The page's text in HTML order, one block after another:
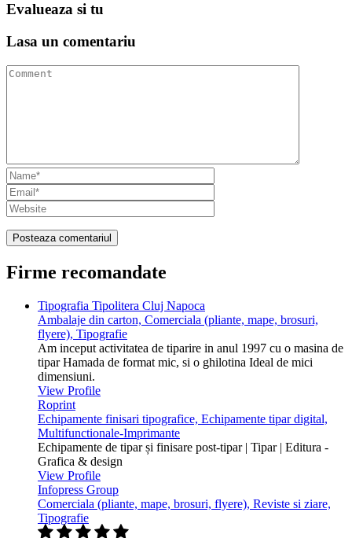
Evalueaza si tu
Lasa un comentariu
Firme recomandate
Tipografia Tipolitera Cluj Napoca
Ambalaje din carton, Comerciala (pliante, mape, brosuri,
flyere), Tipografie
Am inceput activitatea de tiparire in anul 1997 cu o masina de
tipar Hamada de format mic, si o ghilotina Ideal de mici
dimensiuni.
View Profile
Roprint
Echipamente finisari tipografice, Echipamente tipar digital,
Multifunctionale-Imprimante
Echipamente de tipar și finisare post-tipar | Tipar | Editura -
Grafica & design
View Profile
Infopress Group
Comerciala (pliante, mape, brosuri, flyere), Reviste si ziare,
Tipografie